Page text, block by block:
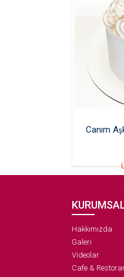
Canım
Hakkımızda
Galeri
Videolar
Cafe &